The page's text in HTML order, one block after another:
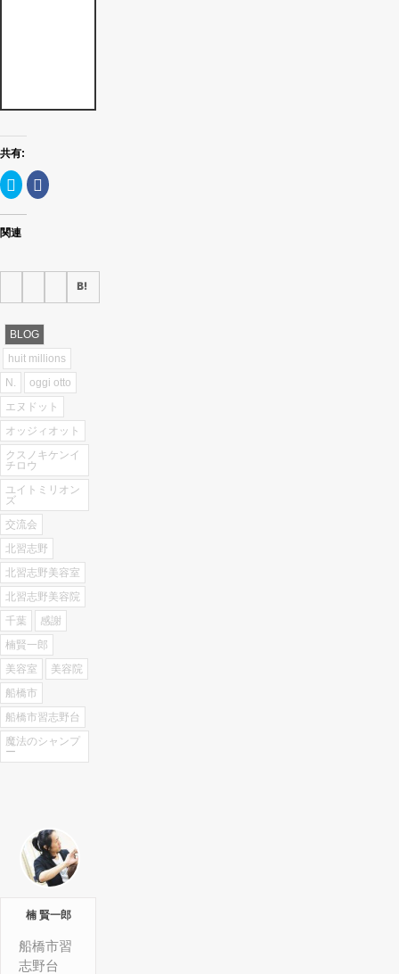
共有:
ク
リ
ク
し
て
し
ィ
ン
ド
ウ
で
き
ま
す)
Facebook
で
ク
だ
さ
い
(新
し
い
ウ
ィ
ン
ド
ウ
で
き
ま
関連
BLOG
huit millions
N.
oggi otto
エヌドット
オッジィオット
クスノキケンイ
チロウ
ユイトミリオン
ズ
交流会
北習志野
北習志野美容室
北習志野美容院
千葉
感謝
楠賢一郎
美容室
美容院
船橋市
船橋市習志野台
魔法のシャンプ
ー
楠 賢一郎
船橋市習
志野台